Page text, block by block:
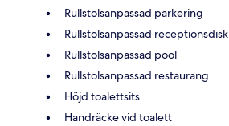
Rullstolsanpassad parkering
Rullstolsanpassad receptionsdisk
Rullstolsanpassad pool
Rullstolsanpassad restaurang
Höjd toalettsits
Handräcke vid toalett